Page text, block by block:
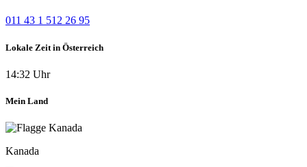
011 43 1 512 26 95
Lokale Zeit in Österreich
14:32 Uhr
Mein Land
Kanada